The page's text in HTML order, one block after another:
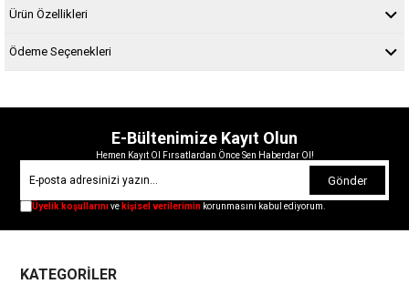
Ürün Özellikleri
Ödeme Seçenekleri
E-Bültenimize Kayıt Olun
Hemen Kayıt Ol Fırsatlardan Önce Sen Haberdar Ol!
Gönder
Üyelik koşullarınıve kişisel verilerimin korunmasını kabul ediyorum.
KATEGORİLER